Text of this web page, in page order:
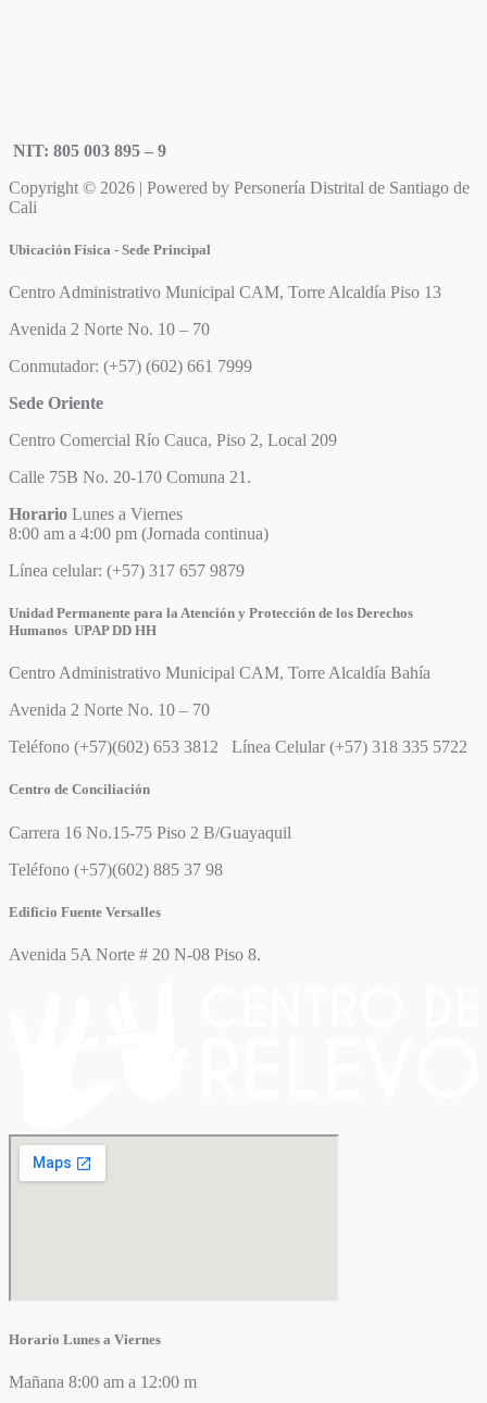
NIT: 805 003 895 – 9
Copyright © 2026 | Powered by Personería Distrital de Santiago de
Cali
Ubicación Física - Sede Principal
Centro Administrativo Municipal CAM, Torre Alcaldía Piso 13
Avenida 2 Norte No. 10 – 70
Conmutador: (+57) (602) 661 7999
Sede Oriente
Centro Comercial Río Cauca, Piso 2, Local 209
Calle 75B No. 20-170 Comuna 21.
Horario Lunes a Viernes
8:00 am a 4:00 pm (Jornada continua)
Línea celular: (+57) 317 657 9879
Unidad Permanente para la Atención y Protección de los Derechos
Humanos UPAP DD HH
Centro Administrativo Municipal CAM, Torre Alcaldía Bahía
Avenida 2 Norte No. 10 – 70
Teléfono (+57)(602) 653 3812 Línea Celular (+57) 318 335 5722
Centro de Conciliación
Carrera 16 No.15-75 Piso 2 B/Guayaquil
Teléfono (+57)(602) 885 37 98
Edificio Fuente Versalles
Avenida 5A Norte # 20 N-08 Piso 8.
Horario Lunes a Viernes
Mañana 8:00 am a 12:00 m